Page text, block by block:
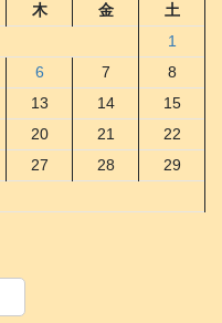
木 金
土
1
6 7
8
13 14
15
20 21
22
27 28
29